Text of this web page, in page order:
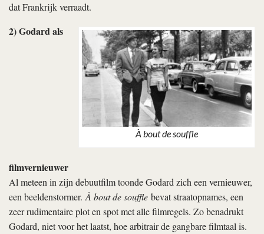
dat Frankrijk verraadt.
À bout de souffle
2) Godard als
filmvernieuwer
Al meteen in zijn debuutfilm toonde Godard zich een vernieuwer,
een beeldenstormer. À bout de souffle bevat straatopnames, een
zeer rudimentaire plot en spot met alle filmregels. Zo benadrukt
Godard, niet voor het laatst, hoe arbitrair de gangbare filmtaal is.